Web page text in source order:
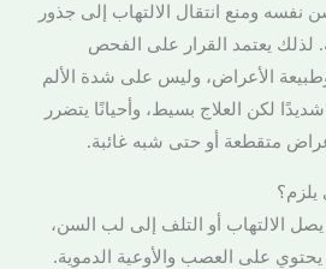
نفسه ومنع انتقال الالتهاب إلى جذور
لذلك يعتمد القرار على الفحص
الأعراض، وليس على شدة الألم
لكن العلاج بسيط، وأحيانًا يتضرر
متقطعة أو حتى شبه غائبة.
الالتهاب أو التلف إلى لب السن،
على العصب والأوعية الدموية.